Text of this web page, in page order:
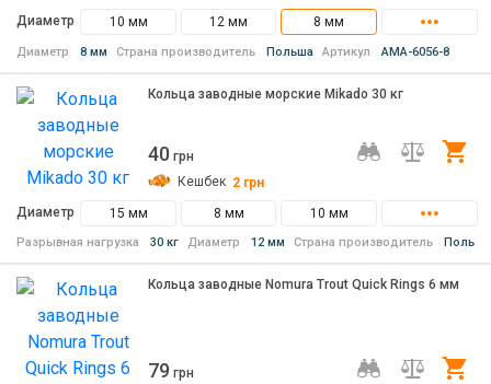
Диаметр
10 мм 12 мм 8 мм
Диаметр 8 мм Страна производитель Польша Артикул AMA-6056-8
Кольца заводные морские Mikado 30 кг
40 грн
Кешбек 2 грн
Диаметр
15 мм 8 мм 10 мм
Разрывная нагрузка 30 кг Диаметр 12 мм Страна производитель Польша
Кольца заводные Nomura Trout Quick Rings 6 мм
79 грн